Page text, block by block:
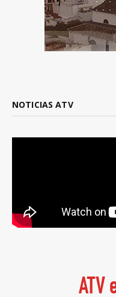
NOTICIAS ATV